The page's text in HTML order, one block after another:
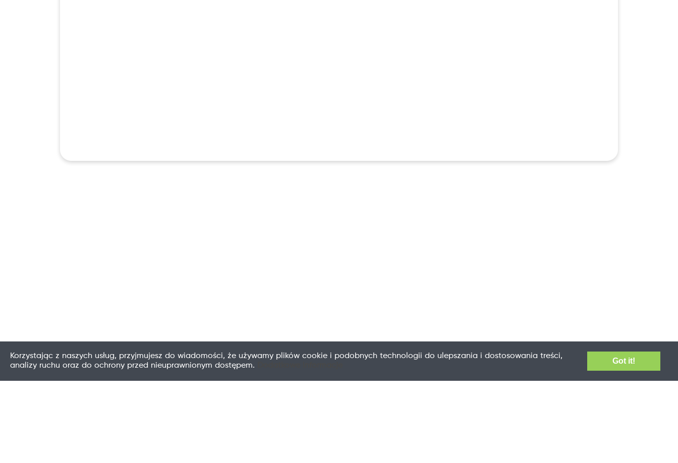
Korzystając z naszych usług, przyjmujesz do wiadomości, że używamy plików cookie i podobnych technologii do ulepszania i dostosowania treści,
analizy ruchu oraz do ochrony przed nieuprawnionym dostępem.
Got it!